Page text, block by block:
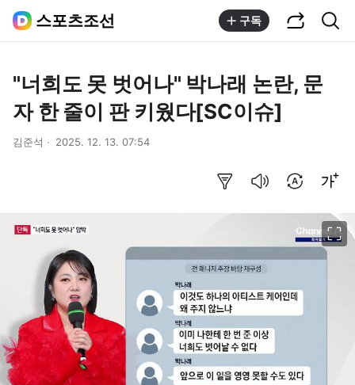
스포츠조선 구독
"너희도 못 벗어나" 박나래 논란, 문
자 한 줄이 판 키웠다[SC이슈]
김준석 2025. 12. 13. 07:54